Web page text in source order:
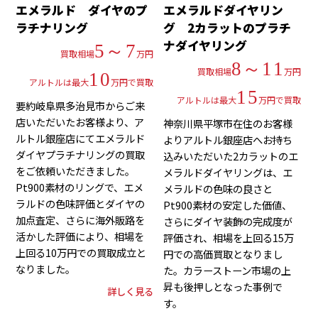
エメラルド ダイヤのプ
ラチナリング
買取相場5～7万円
アルトルは最大10万円で買取
要約岐阜県多治見市からご来
店いただいたお客様より、ア
ルトル銀座店にてエメラルド
ダイヤプラチナリングの買取
をご依頼いただきました。
Pt900素材のリングで、エメ
ラルドの色味評価とダイヤの
加点査定、さらに海外販路を
活かした評価により、相場を
上回る10万円での買取成立と
なりました。
詳しく見る
エメラルドダイヤリン
グ 2カラットのプラチ
ナダイヤリング
買取相場8～11 万円
アルトルは最大15万円で買取
神奈川県平塚市在住のお客様
よりアルトル銀座店へお持ち
込みいただいた2カラットのエ
メラルドダイヤリングは、エ
メラルドの色味の良さと
Pt900素材の安定した価値、
さらにダイヤ装飾の完成度が
評価され、相場を上回る15万
円での高価買取となりまし
た。カラーストーン市場の上
昇も後押しとなった事例で
す。